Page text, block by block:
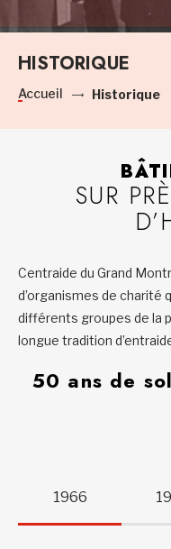
HISTORIQUE
Accueil Historique
SUR
Centraide du Grand
d’organismes de charité
différents groupes de la
longue tradition
50 ans de
sélectionné
«
1966